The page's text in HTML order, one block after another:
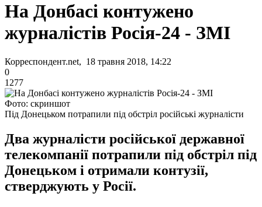
На Донбасі контужено
журналістів Росія-24 - ЗМІ
Корреспондент.net, 18 травня 2018, 14:22
0
1277
Фото: скриншот
Під Донецьком потрапили під обстріл російські журналісти
Два журналісти російської державної
телекомпанії потрапили під обстріл під
Донецьком і отримали контузії,
стверджують у Росії.